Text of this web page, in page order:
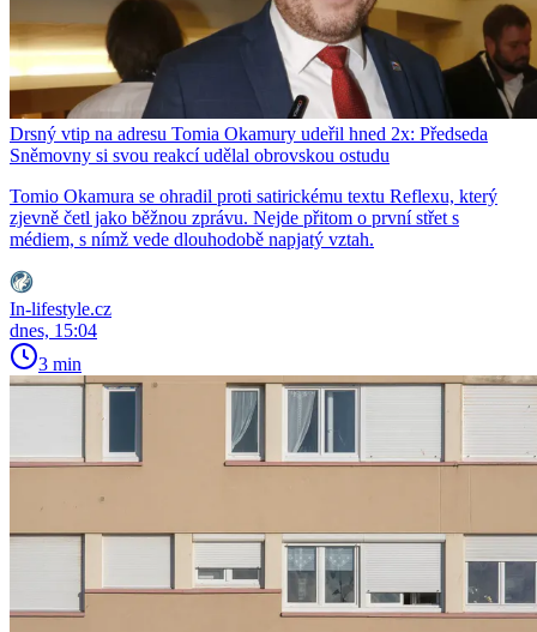
Drsný vtip na adresu Tomia Okamury udeřil hned 2x: Předseda
Sněmovny si svou reakcí udělal obrovskou ostudu
Tomio Okamura se ohradil proti satirickému textu Reflexu, který
zjevně četl jako běžnou zprávu. Nejde přitom o první střet s
médiem, s nímž vede dlouhodobě napjatý vztah.
In-lifestyle.cz
dnes, 15:04
3 min